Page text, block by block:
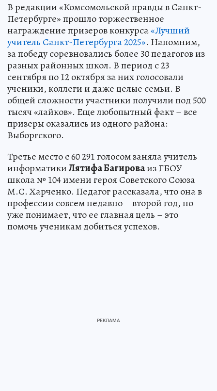
В редакции «Комсомольской правды в Санкт-
Петербурге» прошло торжественное
награждение призеров конкурса«Лучший
учитель Санкт-Петербурга 2025». Напомним,
за победу соревновались более 30 педагогов из
разных районных школ. В период с 23
сентября по 12 октября за них голосовали
ученики, коллеги и даже целые семьи. В
общей сложности участники получили под 500
тысяч «лайков». Еще любопытный факт – все
призеры оказались из одного района:
Выборгского.
Третье место с 60 291 голосом заняла учитель
информатикиЛятифа Багироваиз ГБОУ
школа № 104 имени героя Советского Союза
М.С. Харченко. Педагог рассказала, что она в
профессии совсем недавно – второй год, но
уже понимает, что ее главная цель – это
помочь ученикам добиться успехов.